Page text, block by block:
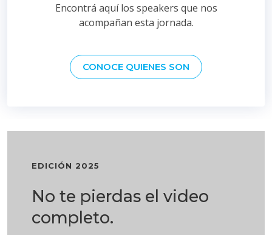
Encontrá aquí los speakers que nos
acompañan esta jornada.
CONOCE QUIENES SON
EDICIÓN 2025
No te pierdas el video
completo.